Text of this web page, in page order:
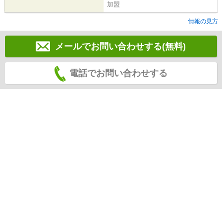
加盟
情報の見方
メールでお問い合わせする(無料)
電話でお問い合わせする